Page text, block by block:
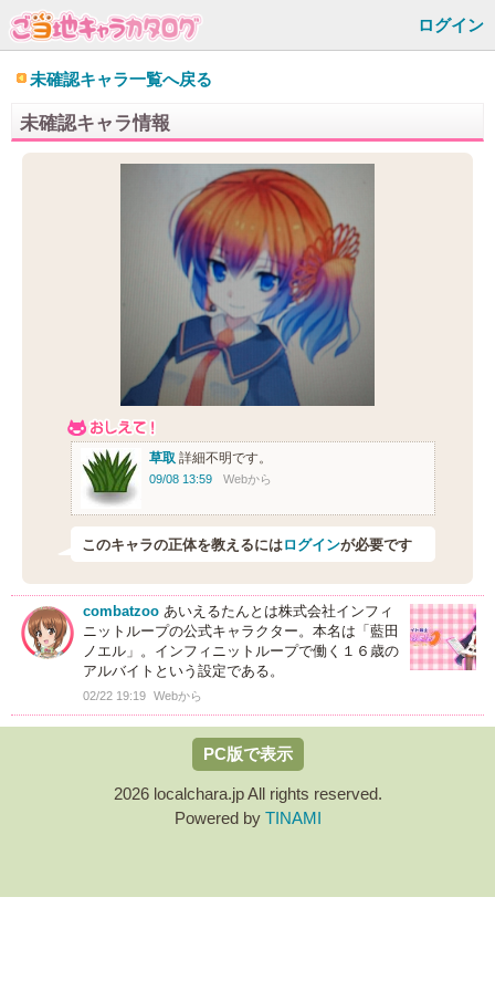
ログイン
未確認キャラ一覧へ戻る
未確認キャラ情報
草取 詳細不明です。
09/08 13:59 Webから
このキャラの正体を教えるにはログインが必要です
combatzoo あいえるたんとは株式会社インフィ
ニットループの公式キャラクター。本名は「藍田
ノエル」。インフィニットループで働く１６歳の
アルバイトという設定である。
02/22 19:19 Webから
PC版で表示
2026 localchara.jp All rights reserved.
Powered by TINAMI